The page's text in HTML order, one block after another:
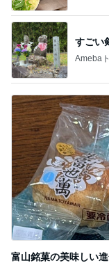
すごい
Ameba
富山銘菓の美味しい